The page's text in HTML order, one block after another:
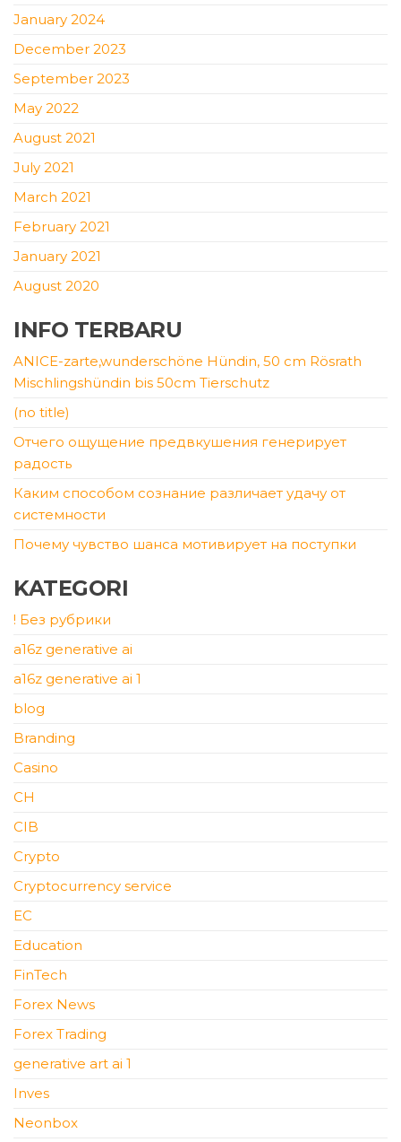
January 2024
December 2023
September 2023
May 2022
August 2021
July 2021
March 2021
February 2021
January 2021
August 2020
INFO TERBARU
ANICE-zarte,wunderschöne Hündin, 50 cm Rösrath
Mischlingshündin bis 50cm Tierschutz
(no title)
Отчего ощущение предвкушения генерирует
радость
Каким способом сознание различает удачу от
системности
Почему чувство шанса мотивирует на поступки
KATEGORI
! Без рубрики
a16z generative ai
a16z generative ai 1
blog
Branding
Casino
CH
CIB
Crypto
Cryptocurrency service
EC
Education
FinTech
Forex News
Forex Trading
generative art ai 1
Inves
Neonbox